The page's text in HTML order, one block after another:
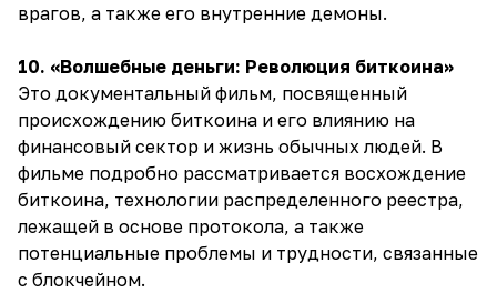
врагов, а также его внутренние демоны.
10. «Волшебные деньги: Революция биткоина»
Это документальный фильм, посвященный
происхождению биткоина и его влиянию на
финансовый сектор и жизнь обычных людей. В
фильме подробно рассматривается восхождение
биткоина, технологии распределенного реестра,
лежащей в основе протокола, а также
потенциальные проблемы и трудности, связанные
с блокчейном.